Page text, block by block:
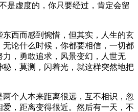
是虚度的，你只要经过，肯定会留
东西而感到惋惜，但其实，人生的玄
论什么时候，你都要相信，一切都
，勇敢追求，风景变幻，人世无
，莫测，闪着光，就这样突然地把
两个人本来距离很远，互不相识，忽
，距离变得很近。然后有一天，不